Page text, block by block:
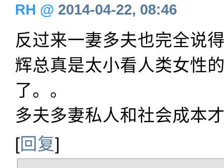
RH @ 2014-04-22, 08:46
反过来一妻多夫也完全说
辉总真是太小看人类女性
了。。
多夫多妻私人和社会成本
[回复]